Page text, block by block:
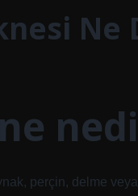
Ne
perçin, delme